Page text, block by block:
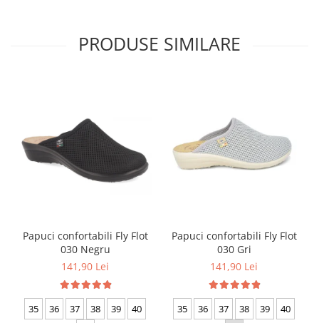
PRODUSE SIMILARE
Papuci confortabili Fly Flot
030 Negru
141,90 Lei
35 36 37 38 39
40
Papuci confortabili Fly Flot
030 Gri
141,90 Lei
35 36 37 38 39
40